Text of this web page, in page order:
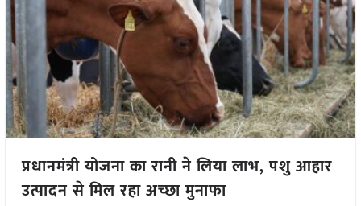
प्रधानमंत्री योजना का रानी ने लिया लाभ, पशु आहार
उत्पादन से मिल रहा अच्छा मुनाफा